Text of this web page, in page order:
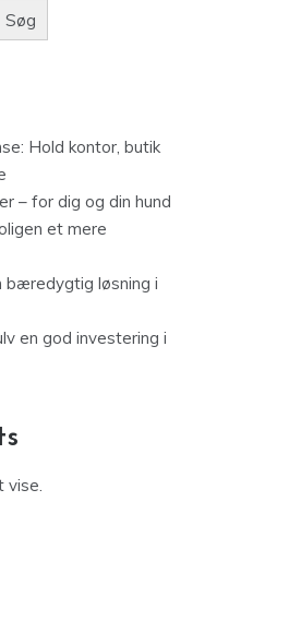
Søg
Hold kontor, butik
– for dig og din hund
et mere
bæredygtig løsning i
en god investering i
vise.